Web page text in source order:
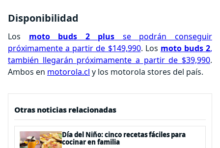
Disponibilidad
Los moto buds 2 plus se podrán conseguir
próximamente a partir de $149,990. Los moto buds 2,
también llegarán próximamente a partir de $39,990.
Ambos en motorola.cl y los motorola stores del país.
Otras noticias relacionadas
Día del Niño: cinco recetas fáciles para
cocinar en familia